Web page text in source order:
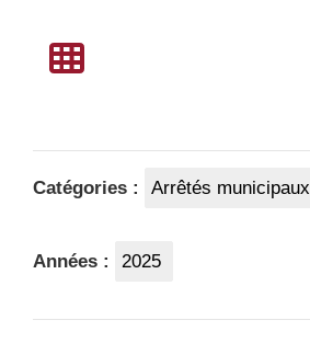
Catégories : Arrêtés municipaux
Années : 2025